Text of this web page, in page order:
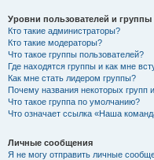
Уровни пользователей и группы
Кто такие администраторы?
Кто такие модераторы?
Что такое группы пользователей?
Где находятся группы и как мне
Как мне стать лидером группы?
Почему названия некоторых групп
Что такое группа по умолчанию?
Что означает ссылка «Наша
Личные сообщения
Я не могу отправить личные